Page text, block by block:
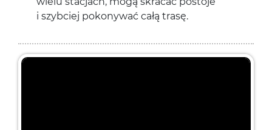
i szybciej pokonywać całą trasę.